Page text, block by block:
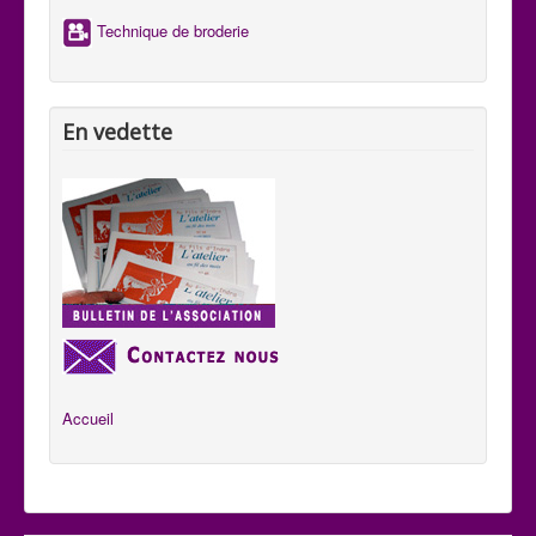
Technique de broderie
En vedette
Accueil